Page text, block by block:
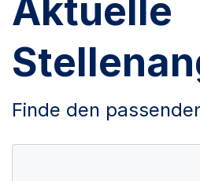
Aktuelle
Finde den